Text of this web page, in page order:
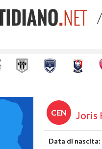
CEN Joris
Data di nascita: